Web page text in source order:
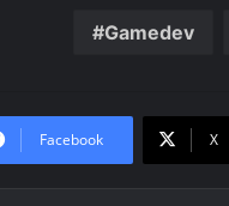
Gamedev
Facebook X